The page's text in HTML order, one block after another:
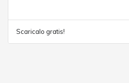
Scaricalo gratis!